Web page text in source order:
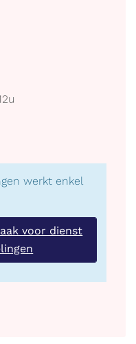
u
werkt enkel
voor dienst